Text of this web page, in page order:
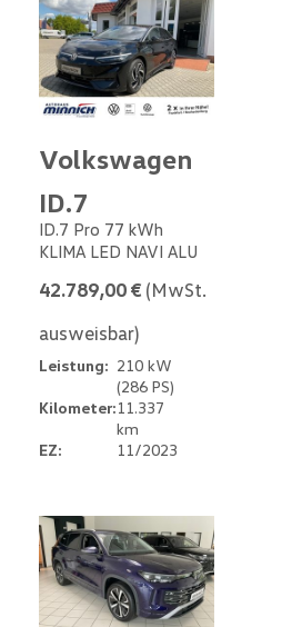
Volkswagen
ID.7
ID.7 Pro 77 kWh
KLIMA LED NAVI ALU
42.789,00 € (MwSt.
ausweisbar)
Leistung: 210 kW
(286 PS)
Kilometer:11.337
km
EZ:
11/2023